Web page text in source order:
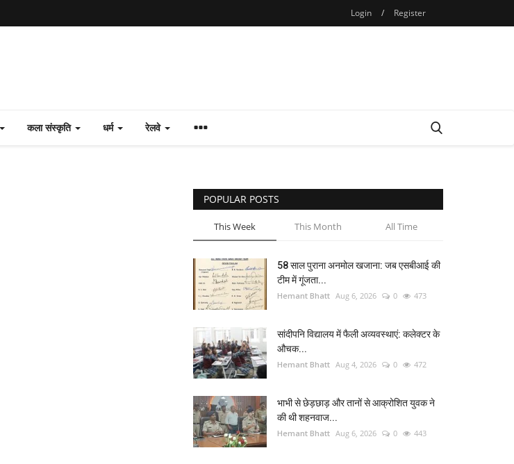
Login / Register
कला संस्कृति धर्म रेलवे
POPULAR POSTS
This Week This Month All Time
58 साल पुराना अनमोल खजाना: जब एसबीआई की
टीम में गूंजता...
Hemant Bhatt Aug 6, 2026 0 473
सांदीपनि विद्यालय में फैली अव्यवस्थाएं: कलेक्टर के
औचक...
Hemant Bhatt Aug 4, 2026 0 472
भाभी से छेड़छाड़ और तानों से आक्रोशित युवक ने
की थी शहनवाज...
Hemant Bhatt Aug 6, 2026 0 443